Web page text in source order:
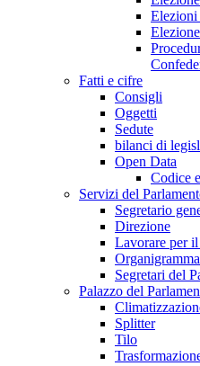
Elezioni
Fatti e cifre
Consigli
Oggetti
Sedute
bilanci di
Open Data
Codice
Servizi del
Segretario
Direzione
Lavorare per
Organigramma
Segretari del
Palazzo del
Splitter
Tilo